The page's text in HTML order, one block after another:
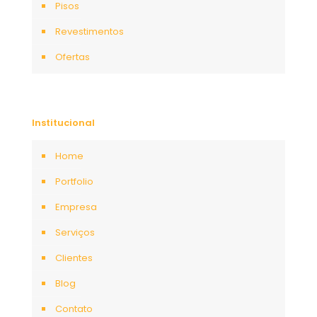
Pisos
Revestimentos
Ofertas
Institucional
Home
Portfolio
Empresa
Serviços
Clientes
Blog
Contato